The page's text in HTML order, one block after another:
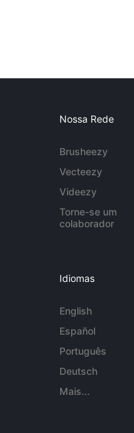
Nossa Rede
Brusheezy
Vecteezy
Videezy
Torne-se um
colaborador
Idiomas
English
Español
Português
Deutsch
Mais...